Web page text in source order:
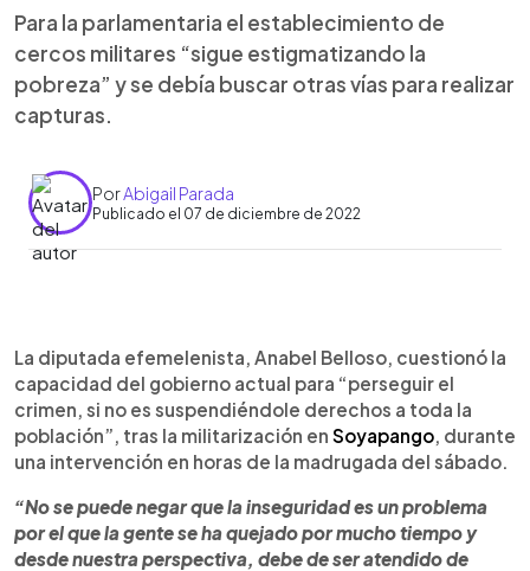
Para la parlamentaria el establecimiento de
cercos militares “sigue estigmatizando la
pobreza” y se debía buscar otras vías para realizar
capturas.
PorAbigail Parada
Publicado el 07 de diciembre de 2022
► Escuchar artículo
La diputada efemelenista, Anabel Belloso, cuestionó la
capacidad del gobierno actual para “perseguir el
crimen, si no es suspendiéndole derechos a toda la
población”, tras la militarización en Soyapango, durante
una intervención en horas de la madrugada del sábado.
“No se puede negar que la inseguridad es un problema
por el que la gente se ha quejado por mucho tiempo y
desde nuestra perspectiva, debe de ser atendido de